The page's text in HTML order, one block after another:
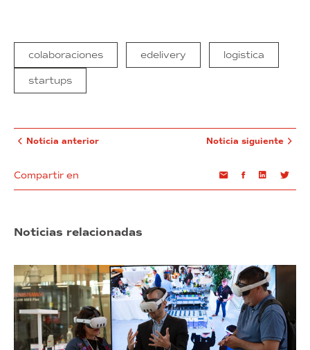
colaboraciones edelivery logistica
startups
Noticia anterior
Compartir en EmailFacebookLinkedin
Noticia siguiente
Noticias relacionadas